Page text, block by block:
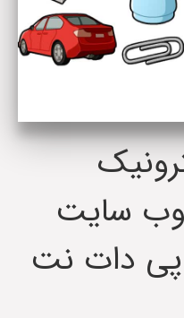
سایت
پی دات نت